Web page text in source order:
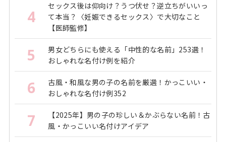
4
セックス後は仰向け？うつ伏せ？逆立ちがいいっ
て本当？〈妊娠できるセックス〉で大切なこと
【医師監修】
5
男女どちらにも使える「中性的な名前」253選！
おしゃれな名付け例を紹介
6
古風・和風な男の子の名前を厳選！かっこいい・
おしゃれな名付け例352
7
【2025年】男の子の珍しい＆かぶらない名前！古
風・かっこいい名付けアイデア